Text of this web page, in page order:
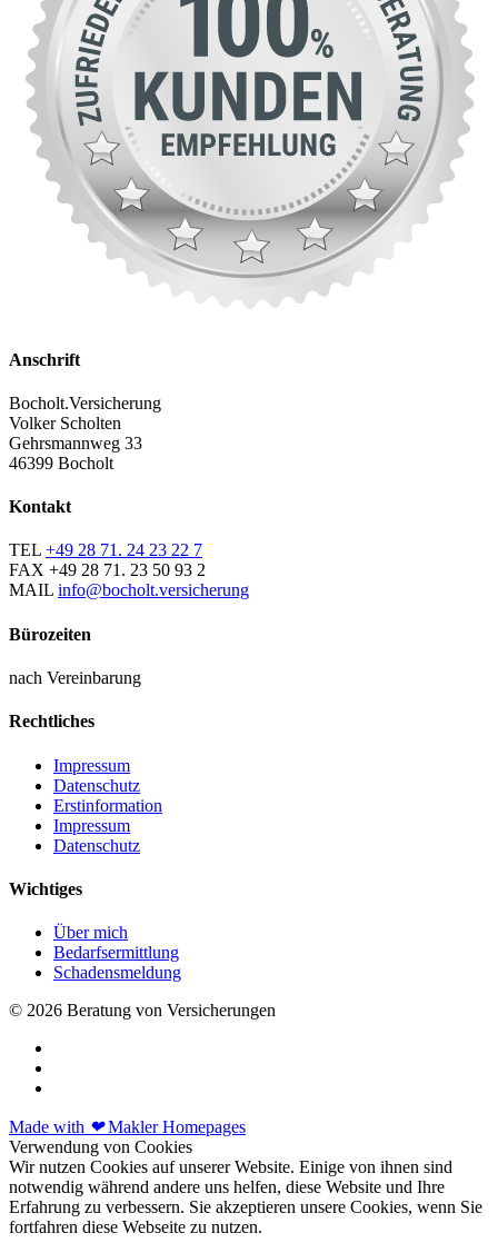
Anschrift
Bocholt.Versicherung
Volker Scholten
Gehrsmannweg 33
46399 Bocholt
Kontakt
TEL +49 28 71. 24 23 22 7
FAX +49 28 71. 23 50 93 2
MAIL info@bocholt.versicherung
Bürozeiten
nach Vereinbarung
Rechtliches
Impressum
Datenschutz
Erstinformation
Impressum
Datenschutz
Wichtiges
Über mich
Bedarfsermittlung
Schadensmeldung
© 2026 Beratung von Versicherungen
Made with ❤Makler Homepages
Verwendung von Cookies
Wir nutzen Cookies auf unserer Website. Einige von ihnen sind
notwendig während andere uns helfen, diese Website und Ihre
Erfahrung zu verbessern. Sie akzeptieren unsere Cookies, wenn Sie
fortfahren diese Webseite zu nutzen.